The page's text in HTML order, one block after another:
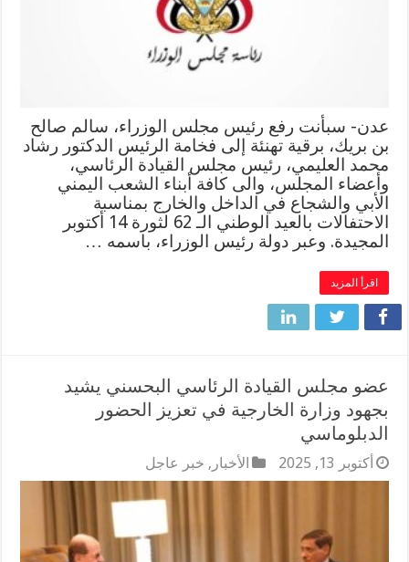
عدن- سبأنت رفع رئيس مجلس الوزراء، سالم صالح
بن بريك، برقية تهنئة إلى فخامة الرئيس الدكتور رشاد
محمد العليمي، رئيس مجلس القيادة الرئاسي،
وأعضاء المجلس، والى كافة أبناء الشعب اليمني
الأبي والشجاع في الداخل والخارج بمناسبة
الاحتفالات بالعيد الوطني الـ 62 لثورة 14 أكتوبر
المجيدة. وعبر دولة رئيس الوزراء، باسمه …
اقرأ المزيد
عضو مجلس القيادة الرئاسي البحسني يشيد
بجهود وزارة الخارجية في تعزيز الحضور
الدبلوماسي
أكتوبر 13, 2025 الأخبار , خبر عاجل